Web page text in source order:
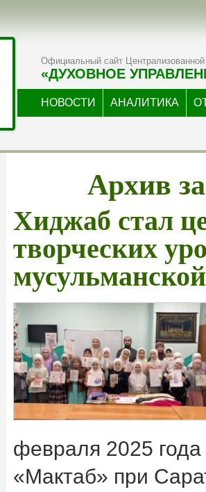
Официальный сайт Централизованной
«ДУХОВНОЕ
НОВОСТИ АНАЛИТИКА
Архив
Хиджаб стал
творческих
февраля 2025
«Мактаб» при